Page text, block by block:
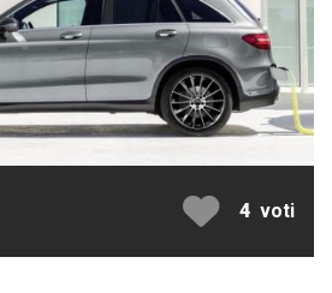
4 voti